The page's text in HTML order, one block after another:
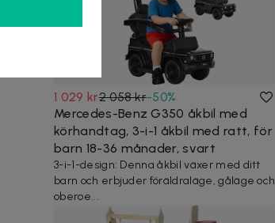
1 029 kr2 058 kr-50%
Mercedes-Benz G350 åkbil med
körhandtag, 3-i-1 åkbil med ratt, för
barn 18-36 månader, svart
3-i-1-design: Denna åkbil växer med ditt
barn och erbjuder föräldraläge, gåläge och
oberoe...